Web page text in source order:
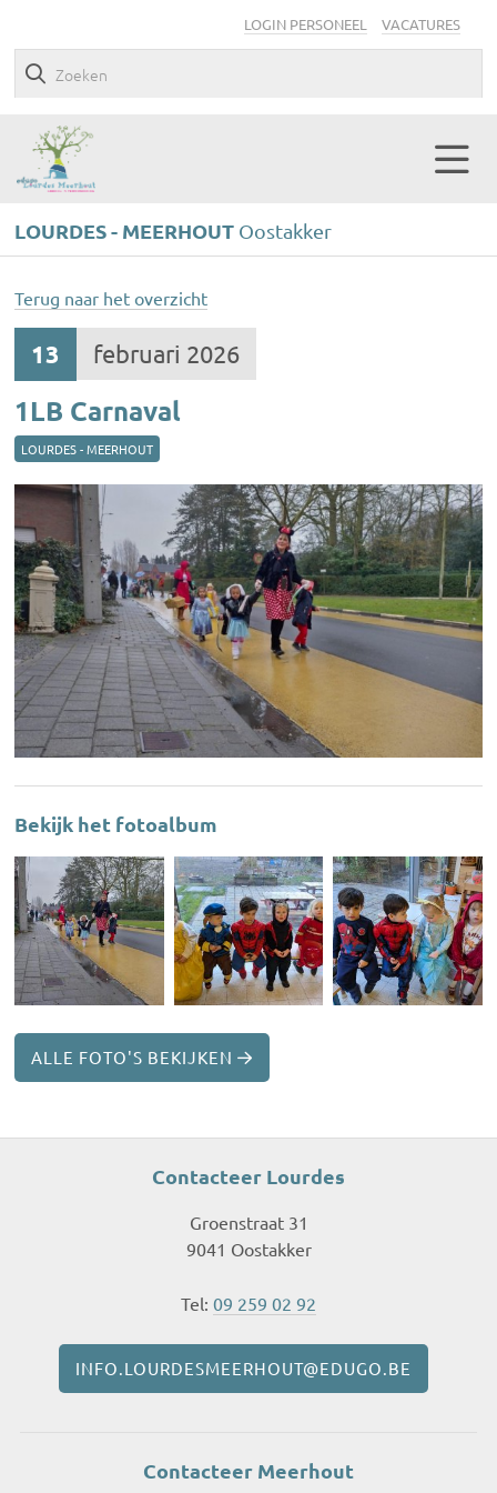
LOGIN PERSONEEL VACATURES
LOURDES - MEERHOUT Oostakker
Terug naar het overzicht
13 februari 2026
1LB Carnaval
LOURDES - MEERHOUT
Bekijk het fotoalbum
ALLE FOTO'S BEKIJKEN
Contacteer Lourdes
Groenstraat 31
9041 Oostakker
Tel: 09 259 02 92
INFO.LOURDESMEERHOUT@EDUGO.BE
Contacteer Meerhout